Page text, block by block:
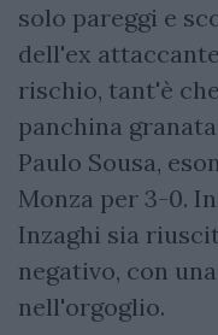
solo pareggi e
dell'ex
rischio, tant'è
panchina
Paulo Sousa,
Monza per 3-0.
Inzaghi sia
negativo, con
nell'orgoglio.